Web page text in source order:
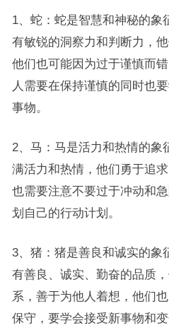
1、蛇：蛇是智慧和神秘的象
有敏锐的洞察力和判断力，
他们也可能因为过于谨慎而
人需要在保持谨慎的同时也
事物。
2、马：马是活力和热情的象
满活力和热情，他们勇于追
也需要注意不要过于冲动和
划自己的行动计划。
3、猪：猪是善良和诚实的象
有善良、诚实、勤奋的品质
系，善于为他人着想，他们
保守，要学会接受新事物和变